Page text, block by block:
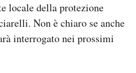
locale della protezione
Non è chiaro se anche
interrogato nei prossimi